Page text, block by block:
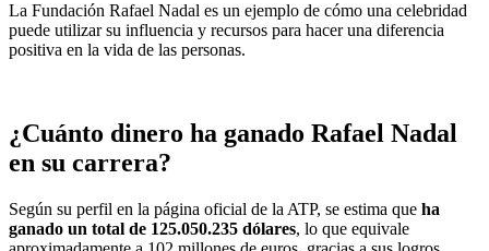
La Fundación Rafael Nadal es un ejemplo de cómo una celebridad
puede utilizar su influencia y recursos para hacer una diferencia
positiva en la vida de las personas.
¿Cuánto dinero ha ganado Rafael Nadal
en su carrera?
Según su perfil en la página oficial de la ATP, se estima que ha
ganado un total de 125.050.235 dólares, lo que equivale